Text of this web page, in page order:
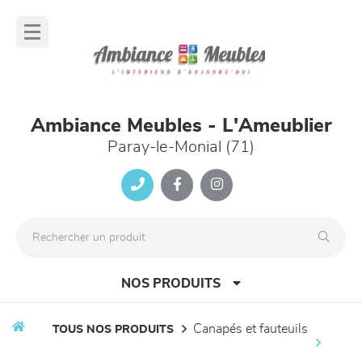
Ambiance Meubles - L'Ameublier
Paray-le-Monial (71)
NOS PRODUITS
TOUS NOS PRODUITS canapés et fauteuils